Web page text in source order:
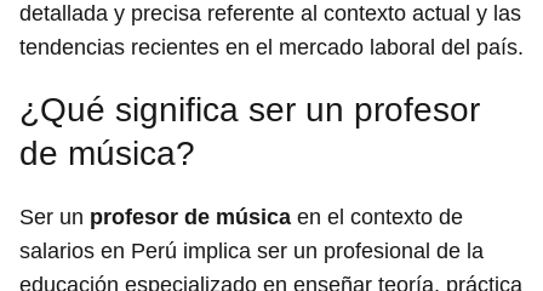
detallada y precisa referente al contexto actual y las
tendencias recientes en el mercado laboral del país.
¿Qué significa ser un profesor
de música?
Ser un profesor de música en el contexto de
salarios en Perú implica ser un profesional de la
educación especializado en enseñar teoría, práctica